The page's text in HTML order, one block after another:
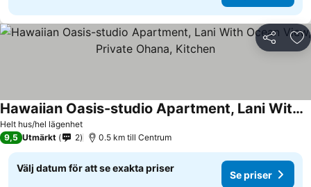
Dela
Helt hus/hel lägenhet
Hawaiian Oasis-studio Apartment, Lani With Ocean View, Private Ohana, Kitchen
9,5 Utmärkt 2 0.5 km till Centrum
Välj datum för att se exakta priser
Se priser